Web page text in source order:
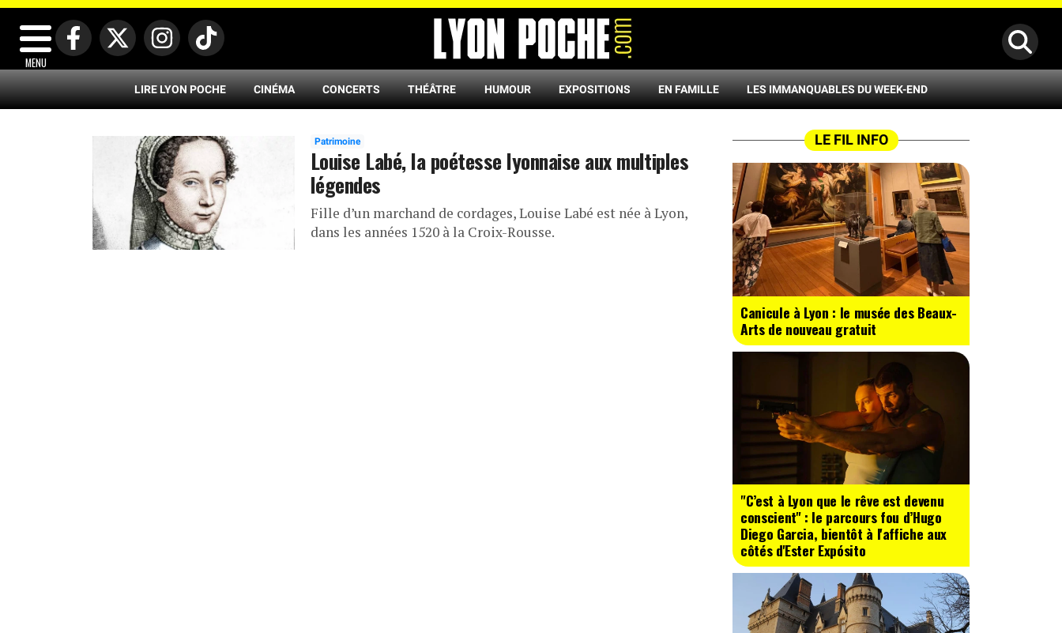
MENU
LIRE LYON POCHE CINÉMA CONCERTS THÉÂTRE HUMOUR EXPOSITIONS EN FAMILLE LES IMMANQUABLES DU WEEK-END
Patrimoine
Louise Labé, la poétesse lyonnaise aux multiples
légendes
Fille d’un marchand de cordages, Louise Labé est née à Lyon,
dans les années 1520 à la Croix-Rousse.
LE FIL INFO
Canicule à Lyon : le musée des Beaux-
Arts de nouveau gratuit
"C’est à Lyon que le rêve est devenu
conscient" : le parcours fou d’Hugo
Diego Garcia, bientôt à l'affiche aux
côtés d'Ester Expósito